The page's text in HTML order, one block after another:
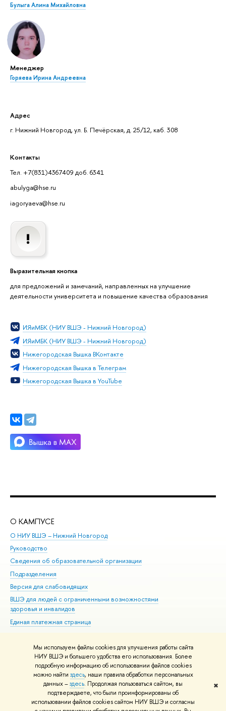
Мы используем файлы cookies для улучшения работы сайта
НИУ ВШЭ и большего удобства его использования. Более
подробную информацию об использовании файлов cookies
можно найти здесь, наши правила обработки персональных
данных –здесь. Продолжая пользоваться сайтом, вы
подтверждаете, что были проинформированы об
использовании файлов cookies сайтом НИУ ВШЭ и согласны
✖
Булыга Алина Михайловна
Менеджер
Горяева Ирина Андреевна
Адрес
г. Нижний Новгород, ул. Б. Печёрская, д. 25/12, каб. 308
Контакты
Тел. +7(831)4367409 доб. 6341
abulyga@hse.ru
iagoryaeva@hse.ru
Выразительная кнопка
для предложений и замечаний, направленных на улучшение
деятельности университета и повышение качества образования
ИЯиМБК (НИУ ВШЭ - Нижний Новгород)
ИЯиМБК (НИУ ВШЭ - Нижний Новгород)
Нижегородская Вышка ВКонтакте
Нижегородская Вышка в Телеграм
Нижегородская Вышка в YouTube
О КАМПУСЕ
О НИУ ВШЭ – Нижний Новгород
Руководство
Сведения об образовательной организации
Подразделения
Версия для слабовидящих
ВШЭ для людей с ограниченными возможностями
здоровья и инвалидов
Единая платежная страница
© НИУ ВШЭ 1993–2026 Адреса и контакты Условия использования